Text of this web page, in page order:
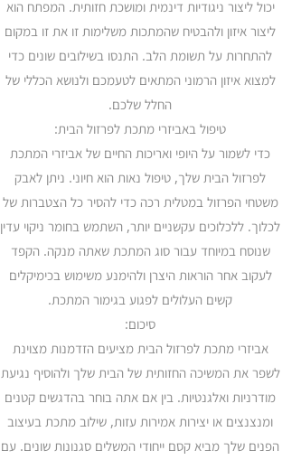
יכול ליצור ניגודיות דינמית ומושכת חזותית. המפתח הוא
ליצור איזון ולהבטיח שהמתכות משלימות זו את זו במקום
להתחרות על תשומת הלב. התנסו בשילובים שונים כדי
למצוא איזון הרמוני המתאים לטעמכם ולנושא הכללי של
החלל שלכם.
טיפול באביזרי מתכת לפרזול הבית:
כדי לשמור על היופי ואריכות החיים של אביזרי המתכת
לפרזול הבית שלך, טיפול נאות הוא חיוני. ניתן לאבק
משטחי הפרזול במטלית רכה כדי להסיר כל הצטברות של
לכלוך. ללכלוכים עקשניים יותר, השתמש בחומר ניקוי עדין
שנוסח במיוחד עבור סוג המתכת שאתה מנקה. הקפד
לעקוב אחר הוראות היצרן ולהימנע משימוש בכימיקלים
קשים העלולים לפגוע בגימור המתכת.
סיכום:
אביזרי מתכת לפרזול הבית מציעים הזדמנות מצוינת
לשפר את המשיכה החזותית של הבית שלך ולהוסיף נגיעת
מודרניות ואלגנטיות. בין אם אתה בוחר בהדגשים קטנים
ומנצנצים או יצירות אמירות עזות, שילוב מתכת בעיצוב
הפנים שלך מביא קסם ייחודי המשלים סגנונות שונים. עם